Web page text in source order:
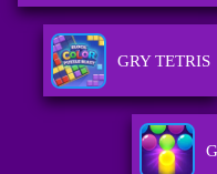
GRY TETRIS